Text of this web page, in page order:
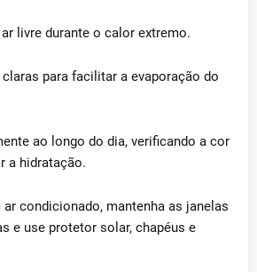
livre durante o calor extremo.
para facilitar a evaporação do
ao longo do dia, verificando a cor
a hidratação.
condicionado, mantenha as janelas
e use protetor solar, chapéus e